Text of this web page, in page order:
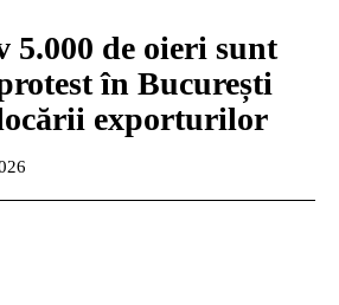
5.000 de oieri sunt
în București
exporturilor